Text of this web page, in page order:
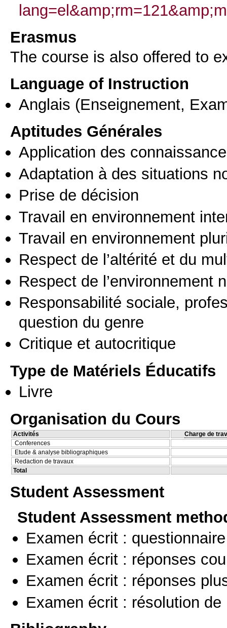
Erasmus
The course is also offered to
Language of Instruction
Anglais (Enseignement,
Aptitudes Générales
Application des
Adaptation à des situations
Prise de décision
Travail en environnement
Travail en environnement
Respect de l’altérité et du
Respect de l’environnement
Responsabilité sociale,
question du genre
Critique et autocritique
Type de Matériels Éducatifs
Livre
Organisation du Cours
Activités
Charge de
Conferences
Etude & analyse bibliographiques
Redaction de travaux
Total
Student Assessment
Student Assessment
Examen écrit :
Examen écrit : réponses
Examen écrit : réponses
Examen écrit : résolution de